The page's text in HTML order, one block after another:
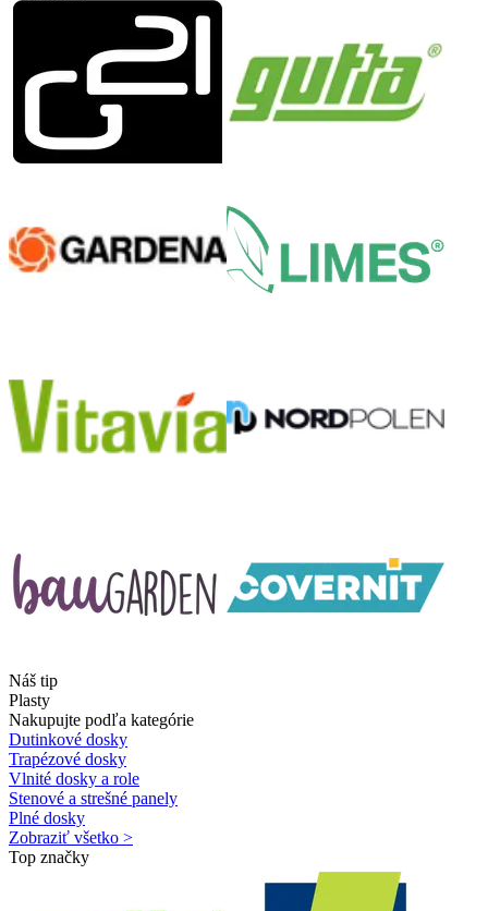
Náš tip
Plasty
Nakupujte podľa kategórie
Dutinkové dosky
Trapézové dosky
Vlnité dosky a role
Stenové a strešné panely
Plné dosky
Zobraziť všetko >
Top značky